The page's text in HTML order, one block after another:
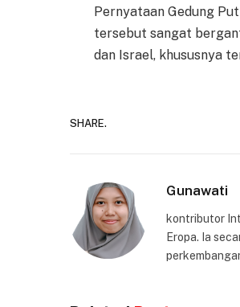
Pernyataan Gedung
tersebut sangat
dan Israel, khususnya
SHARE.
Gunawati
kontributor
Eropa. Ia